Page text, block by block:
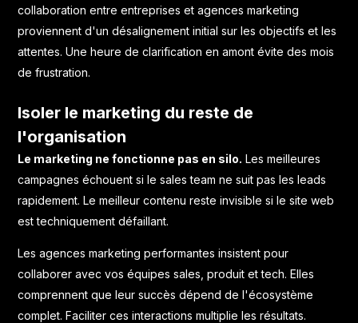
collaboration entre entreprises et agences marketing
proviennent d'un désalignement initial sur les objectifs et les
attentes. Une heure de clarification en amont évite des mois
de frustration.
Isoler le marketing du reste de
l'organisation
Le marketing ne fonctionne pas en silo. Les meilleures
campagnes échouent si le sales team ne suit pas les leads
rapidement. Le meilleur contenu reste invisible si le site web
est techniquement défaillant.
Les agences marketing performantes insistent pour
collaborer avec vos équipes sales, produit et tech. Elles
comprennent que leur succès dépend de l'écosystème
complet. Faciliter ces interactions multiplie les résultats.